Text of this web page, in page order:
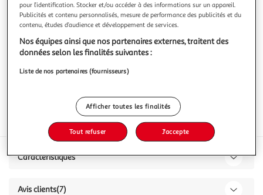
50g 1 tranche
Vous voulez connaître le prix de ce produit ?
Afficher le prix
Frais
Caractéristiques
Avis clients(7)
pour l’identification. Stocker et/ou accéder à des informations sur un appareil.
Publicités et contenu personnalisés, mesure de performance des publicités et du
contenu, études d’audience et développement de services.
Nos équipes ainsi que nos partenaires externes, traitent des
données selon les finalités suivantes :
Liste de nos partenaires (fournisseurs)
Afficher toutes les finalités
Tout refuser J'accepte